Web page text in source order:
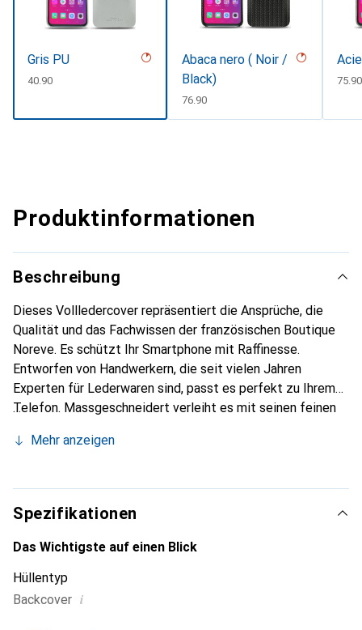
Gris PU
CHF
40.90
Abaca nero ( Noir /
Black)
CHF
76.90
CHF
75.90
Produktinformationen
Beschreibung
Dieses Vollledercover repräsentiert die Ansprüche, die
Qualität und das Fachwissen der französischen Boutique
Noreve. Es schützt Ihr Smartphone mit Raffinesse.
Entworfen von Handwerkern, die seit vielen Jahren
Experten für Lederwaren sind, passt es perfekt zu Ihrem
Telefon. Massgeschneidert verleiht es mit seinen feinen
schicken und unverzichtbaren Accessoire für Ihr
Produkte ist die Marke Noreve eine sichere Wahl für eine
anspruchsvolle Kundschaft.
Mehr anzeigen
Spezifikationen
Das Wichtigste auf einen Blick
Hüllentyp
Backcover i